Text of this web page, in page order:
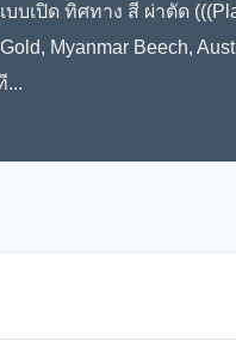
เปิด ทิศทาง สี ผ่าตัด
Myanmar Beech,
...